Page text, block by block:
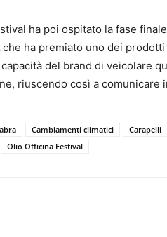
ha poi ospitato la fase
che ha premiato uno dei
del brand di veicolare
riuscendo così a comunicare
Cambiamenti climatici Carapelli
Olio Officina Festival